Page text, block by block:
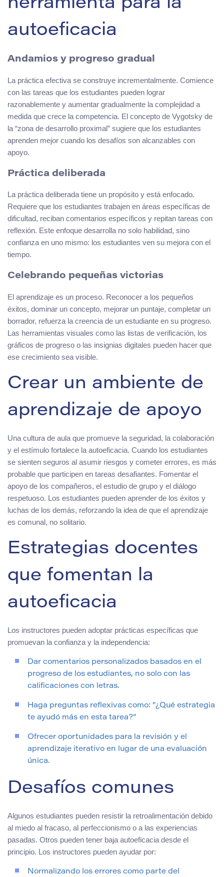
herramienta para la
autoeficacia
Andamios y progreso gradual
La práctica efectiva se construye incrementalmente. Comience
con las tareas que los estudiantes pueden lograr
razonablemente y aumentar gradualmente la complejidad a
medida que crece la competencia. El concepto de Vygotsky de
la “zona de desarrollo proximal” sugiere que los estudiantes
aprenden mejor cuando los desafíos son alcanzables con
apoyo.
Práctica deliberada
La práctica deliberada tiene un propósito y está enfocado.
Requiere que los estudiantes trabajen en áreas específicas de
dificultad, reciban comentarios específicos y repitan tareas con
reflexión. Este enfoque desarrolla no solo habilidad, sino
confianza en uno mismo: los estudiantes ven su mejora con el
tiempo.
Celebrando pequeñas victorias
El aprendizaje es un proceso. Reconocer a los pequeños
éxitos, dominar un concepto, mejorar un puntaje, completar un
borrador, refuerza la creencia de un estudiante en su progreso.
Las herramientas visuales como las listas de verificación, los
gráficos de progreso o las insignias digitales pueden hacer que
ese crecimiento sea visible.
Crear un ambiente de
aprendizaje de apoyo
Una cultura de aula que promueve la seguridad, la colaboración
y el estímulo fortalece la autoeficacia. Cuando los estudiantes
se sienten seguros al asumir riesgos y cometer errores, es más
probable que participen en tareas desafiantes. Fomentar el
apoyo de los compañeros, el estudio de grupo y el diálogo
respetuoso. Los estudiantes pueden aprender de los éxitos y
luchas de los demás, reforzando la idea de que el aprendizaje
es comunal, no solitario.
Estrategias docentes
que fomentan la
autoeficacia
Los instructores pueden adoptar prácticas específicas que
promuevan la confianza y la independencia:
Dar comentarios personalizados basados en el
progreso de los estudiantes, no solo con las
calificaciones con letras.
Haga preguntas reflexivas como: “¿Qué estrategia
te ayudó más en esta tarea?”
Ofrecer oportunidades para la revisión y el
aprendizaje iterativo en lugar de una evaluación
única.
Desafíos comunes
Algunos estudiantes pueden resistir la retroalimentación debido
al miedo al fracaso, al perfeccionismo o a las experiencias
pasadas. Otros pueden tener baja autoeficacia desde el
principio. Los instructores pueden ayudar por:
Normalizando los errores como parte del